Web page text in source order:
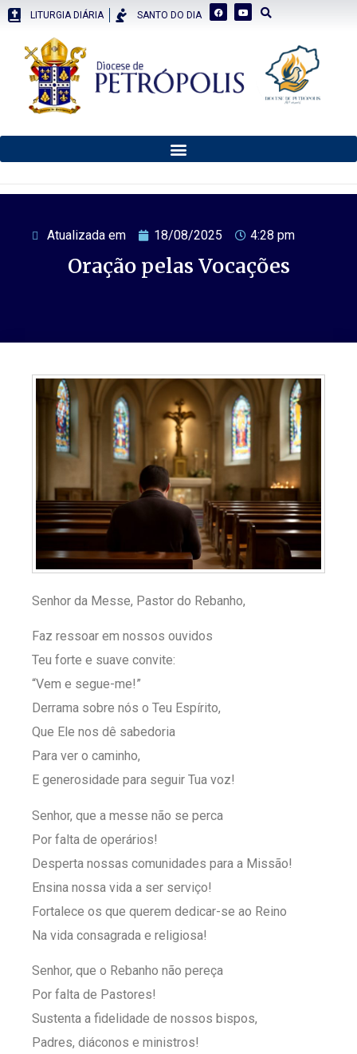
LITURGIA DIÁRIA SANTO DO DIA
Atualizada em 18/08/2025 4:28 pm
Oração pelas Vocações
Senhor da Messe, Pastor do Rebanho,
Faz ressoar em nossos ouvidos
Teu forte e suave convite:
“Vem e segue-me!”
Derrama sobre nós o Teu Espírito,
Que Ele nos dê sabedoria
Para ver o caminho,
E generosidade para seguir Tua voz!
Senhor, que a messe não se perca
Por falta de operários!
Desperta nossas comunidades para a Missão!
Ensina nossa vida a ser serviço!
Fortalece os que querem dedicar-se ao Reino
Na vida consagrada e religiosa!
Senhor, que o Rebanho não pereça
Por falta de Pastores!
Sustenta a fidelidade de nossos bispos,
Padres, diáconos e ministros!